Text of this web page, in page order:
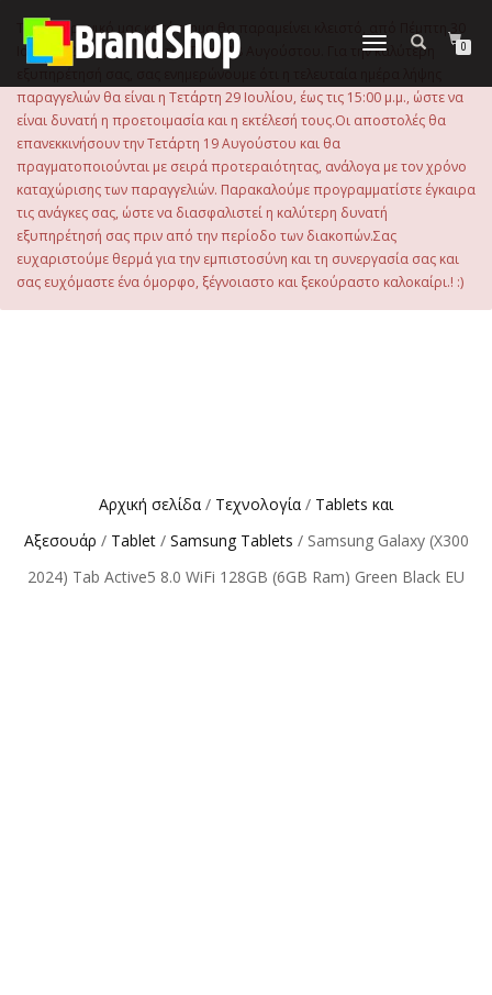
περιεχόμενο
Εναλλαγή
0
Το ηλεκτρονικό μας κατάστημα θα παραμείνει κλειστό, από Πέμπτη 30
Ιουλίου 2026 μέχρι και την Τρίτη 18 Αυγούστου. Για την καλύτερη
εξυπηρέτησή σας, σας ενημερώνουμε ότι η τελευταία ημέρα λήψης
παραγγελιών θα είναι η Τετάρτη 29 Ιουλίου, έως τις 15:00 μ.μ., ώστε να
είναι δυνατή η προετοιμασία και η εκτέλεσή τους.Οι αποστολές θα
επανεκκινήσουν την Τετάρτη 19 Αυγούστου και θα
πραγματοποιούνται με σειρά προτεραιότητας, ανάλογα με τον χρόνο
καταχώρισης των παραγγελιών. Παρακαλούμε προγραμματίστε έγκαιρα
τις ανάγκες σας, ώστε να διασφαλιστεί η καλύτερη δυνατή
εξυπηρέτησή σας πριν από την περίοδο των διακοπών.Σας
ευχαριστούμε θερμά για την εμπιστοσύνη και τη συνεργασία σας και
σας ευχόμαστε ένα όμορφο, ξέγνοιαστο και ξεκούραστο καλοκαίρι.! :)
Αρχική σελίδα / Τεχνολογία / Tablets και
Αξεσουάρ / Tablet/ Samsung Tablets / Samsung Galaxy (X300
2024) Tab Active5 8.0 WiFi 128GB (6GB Ram) Green Black EU